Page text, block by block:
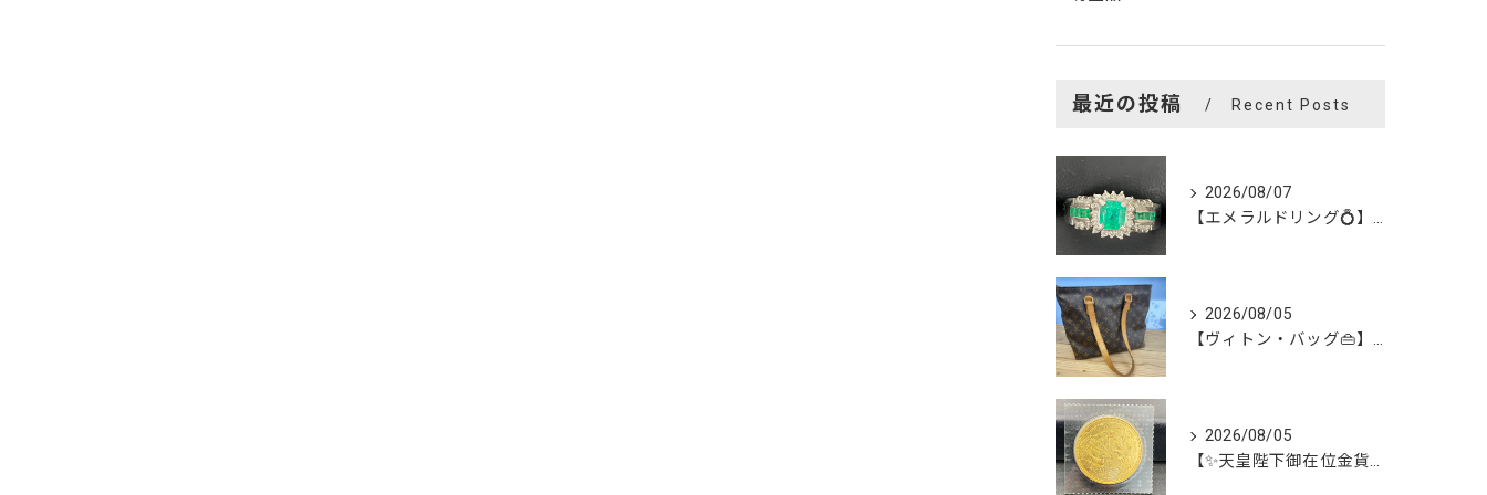
最近の投稿 Recent Posts
2026/08/07
【エメラルドリング💍】を買い取らせて頂きました😊
2026/08/05
【ヴィトン・バッグ👜】を買い取らせて頂きました😊
2026/08/05
【✨天皇陛下御在位金貨✨】を買い取らせて頂きました😊